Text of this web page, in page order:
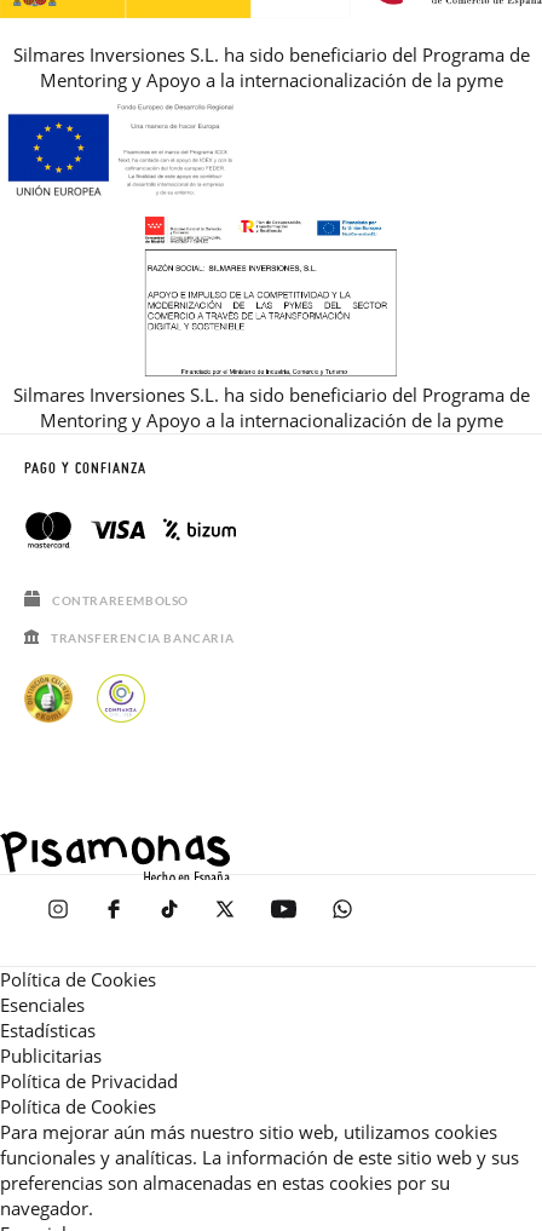
Silmares Inversiones S.L. ha sido beneficiario del Programa de
Mentoring y Apoyo a la internacionalización de la pyme
Silmares Inversiones S.L. ha sido beneficiario del Programa de
Mentoring y Apoyo a la internacionalización de la pyme
PAGO Y CONFIANZA
CONTRAREEMBOLSO
TRANSFERENCIA BANCARIA
Política de Cookies
Esenciales
Estadísticas
Publicitarias
Política de Privacidad
Política de Cookies
Para mejorar aún más nuestro sitio web, utilizamos cookies
funcionales y analíticas. La información de este sitio web y sus
preferencias son almacenadas en estas cookies por su
navegador.